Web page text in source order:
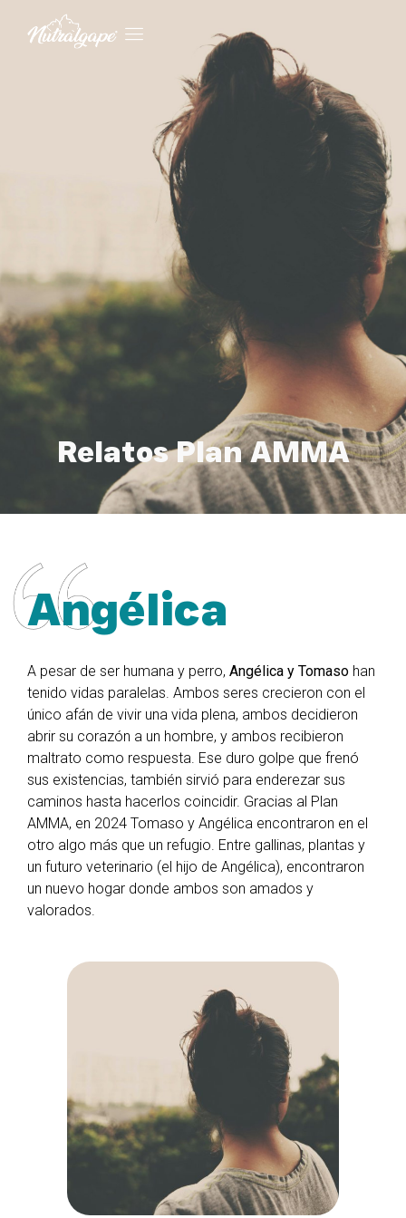
Relatos Plan AMMA
Angélica
A pesar de ser humana y perro, Angélica y Tomaso han
tenido vidas paralelas. Ambos seres crecieron con el
único afán de vivir una vida plena, ambos decidieron
abrir su corazón a un hombre, y ambos recibieron
maltrato como respuesta. Ese duro golpe que frenó
sus existencias, también sirvió para enderezar sus
caminos hasta hacerlos coincidir. Gracias al Plan
AMMA, en 2024 Tomaso y Angélica encontraron en el
otro algo más que un refugio. Entre gallinas, plantas y
un futuro veterinario (el hijo de Angélica), encontraron
un nuevo hogar donde ambos son amados y
valorados.